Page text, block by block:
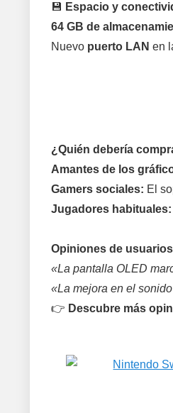
💾 Espacio y
64 GB de
Nuevo puerto LAN en
¿Quién debería
Amantes de los
Gamers sociales: El
Jugadores habituales:
Opiniones de usuarios
«La pantalla OLED
«La mejora en el
👉 Descubre más